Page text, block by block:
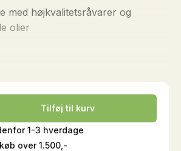
med højkvalitetsråvarer og
olier
Tilføj til kurv
1-3 hverdage
over 1.500,-